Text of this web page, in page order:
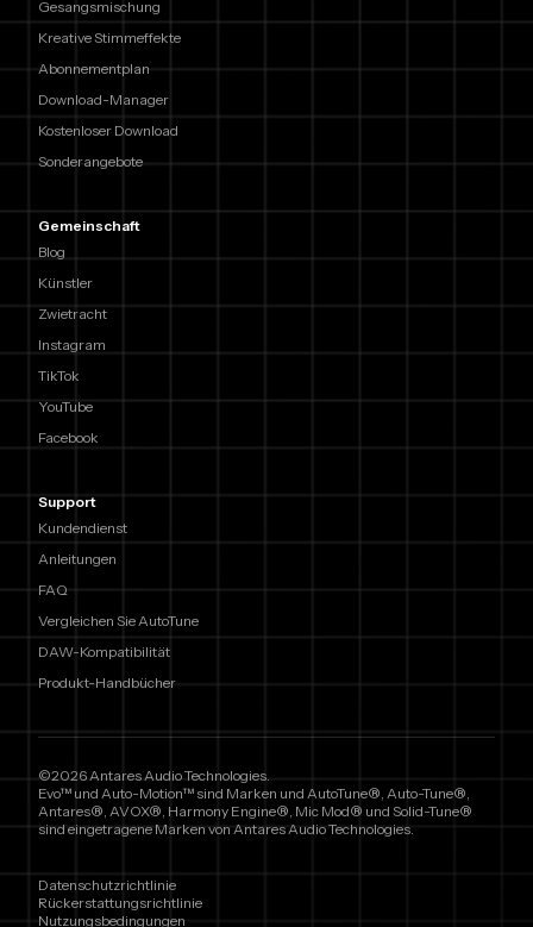
Gesangsmischung
Kreative Stimmeffekte
Abonnementplan
Download-Manager
Kostenloser Download
Sonderangebote
Gemeinschaft
Blog
Künstler
Zwietracht
Instagram
TikTok
YouTube
Facebook
Support
Kundendienst
Anleitungen
FAQ
Vergleichen Sie AutoTune
DAW-Kompatibilität
Produkt-Handbücher
©2026 Antares Audio Technologies.
Evo™ und Auto-Motion™ sind Marken und AutoTune®, Auto-Tune®,
Antares®, AVOX®, Harmony Engine®, Mic Mod® und Solid-Tune®
sind eingetragene Marken von Antares Audio Technologies.
Datenschutzrichtlinie
Rückerstattungsrichtlinie
Nutzungsbedingungen